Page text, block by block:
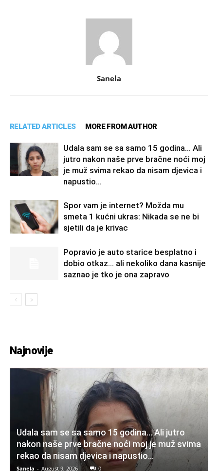
Sanela
RELATED ARTICLES MORE FROM AUTHOR
Udala sam se sa samo 15 godina… Ali
jutro nakon naše prve bračne noći moj
je muž svima rekao da nisam djevica i
napustio...
Spor vam je internet? Možda mu
smeta 1 kućni ukras: Nikada se ne bi
sjetili da je krivac
Popravio je auto starice besplatno i
dobio otkaz… ali nekoliko dana kasnije
saznao je tko je ona zapravo
Najnovije
Udala sam se sa samo 15 godina… Ali jutro
nakon naše prve bračne noći moj je muž svima
rekao da nisam djevica i napustio...
Sanela - August 9, 2026 0